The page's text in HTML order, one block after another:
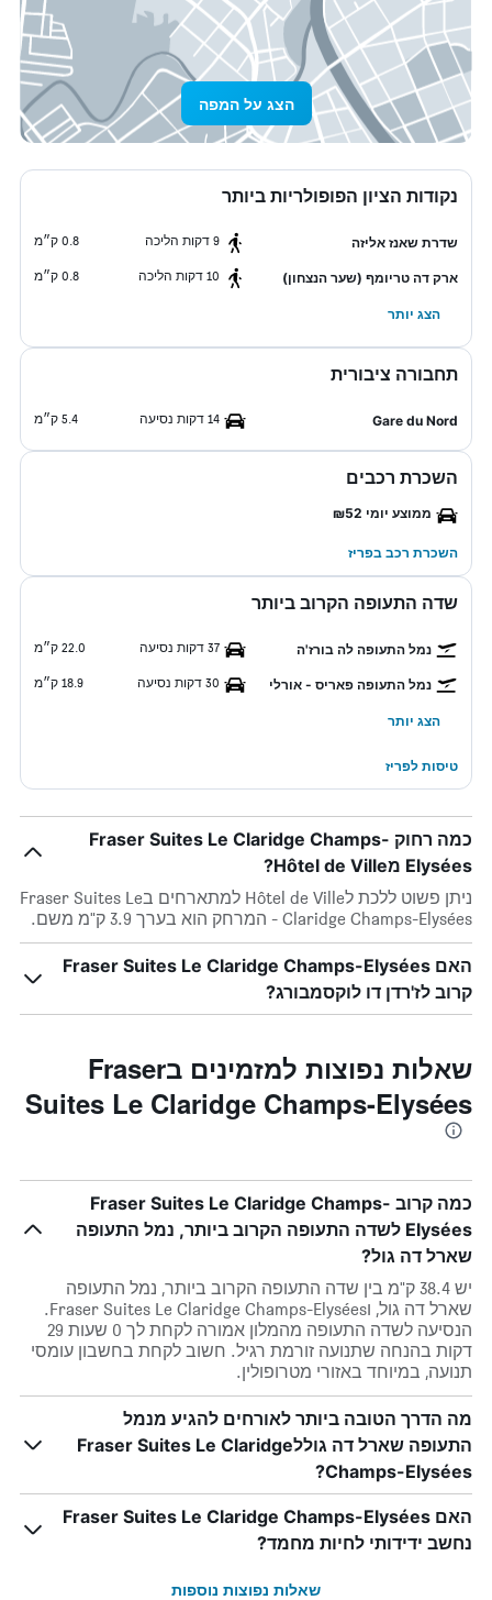
הצג על המפה
נקודות הציון הפופולריות ביותר
שדרת שאנז אליזה 9 דקות הליכה 0.8 ק״מ
ארק דה טריומף (שער הנצחון) 10 דקות הליכה 0.8 ק״מ
הצג יותר
תחבורה ציבורית
Gare du Nord 14 דקות נסיעה 5.4 ק״מ
השכרת רכבים
ממוצע יומי ₪52
השכרת רכב בפריז
שדה התעופה הקרוב ביותר
נמל התעופה לה בורז'ה 37 דקות נסיעה 22.0 ק״מ
נמל התעופה פאריס - אורלי 30 דקות נסיעה 18.9 ק״מ
הצג יותר
טיסות לפריז
כמה רחוק Fraser Suites Le Claridge Champs-
Elysées מHôtel de Ville?
ניתן פשוט ללכת לHôtel de Ville למתארחים בFraser Suites Le
Claridge Champs-Elysées - המרחק הוא בערך 3.9 ק"מ משם.
האם Fraser Suites Le Claridge Champs-Elysées
קרוב לז'רדן דו לוקסמבורג?
שאלות נפוצות למזמינים בFraser
Suites Le Claridge Champs-Elysées
כמה קרוב Fraser Suites Le Claridge Champs-
Elysées לשדה התעופה הקרוב ביותר, נמל התעופה
שארל דה גול?
יש 38.4 ק"מ בין שדה התעופה הקרוב ביותר, נמל התעופה
שארל דה גול, וFraser Suites Le Claridge Champs-Elysées.
הנסיעה לשדה התעופה מהמלון אמורה לקחת לך 0 שעות 29
דקות בהנחה שתנועה זורמת רגיל. חשוב לקחת בחשבון עומסי
תנועה, במיוחד באזורי מטרופולין.
מה הדרך הטובה ביותר לאורחים להגיע מנמל
התעופה שארל דה גוללFraser Suites Le Claridge
Champs-Elysées?
האם Fraser Suites Le Claridge Champs-Elysées
נחשב ידידותי לחיות מחמד?
שאלות נפוצות נוספות